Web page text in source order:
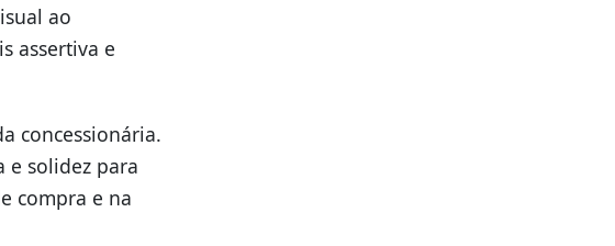
ao
assertiva e
concessionária.
e solidez para
compra e na